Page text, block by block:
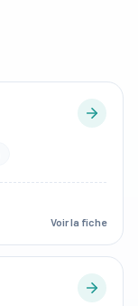
Voir la fiche